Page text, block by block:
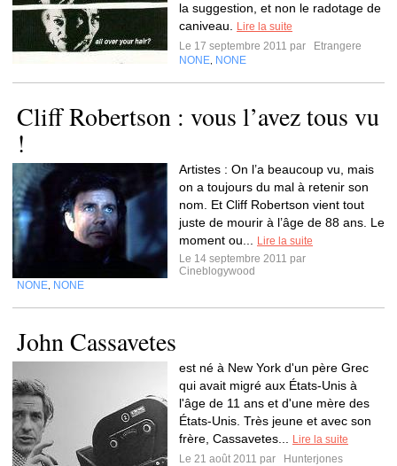
la suggestion, et non le radotage de
caniveau.
Lire la suite
Le 17 septembre 2011 par
Etrangere
NONE NONE
Cliff Robertson : vous l’avez tous vu
!
Artistes : On l’a beaucoup vu, mais
on a toujours du mal à retenir son
nom. Et Cliff Robertson vient tout
juste de mourir à l’âge de 88 ans. Le
moment ou...
Lire la suite
Le 14 septembre 2011 par
Cineblogywood
NONE NONE
John Cassavetes
est né à New York d'un père Grec
qui avait migré aux États-Unis à
l'âge de 11 ans et d'une mère des
États-Unis. Très jeune et avec son
frère, Cassavetes...
Lire la suite
Le 21 août 2011 par
Hunterjones